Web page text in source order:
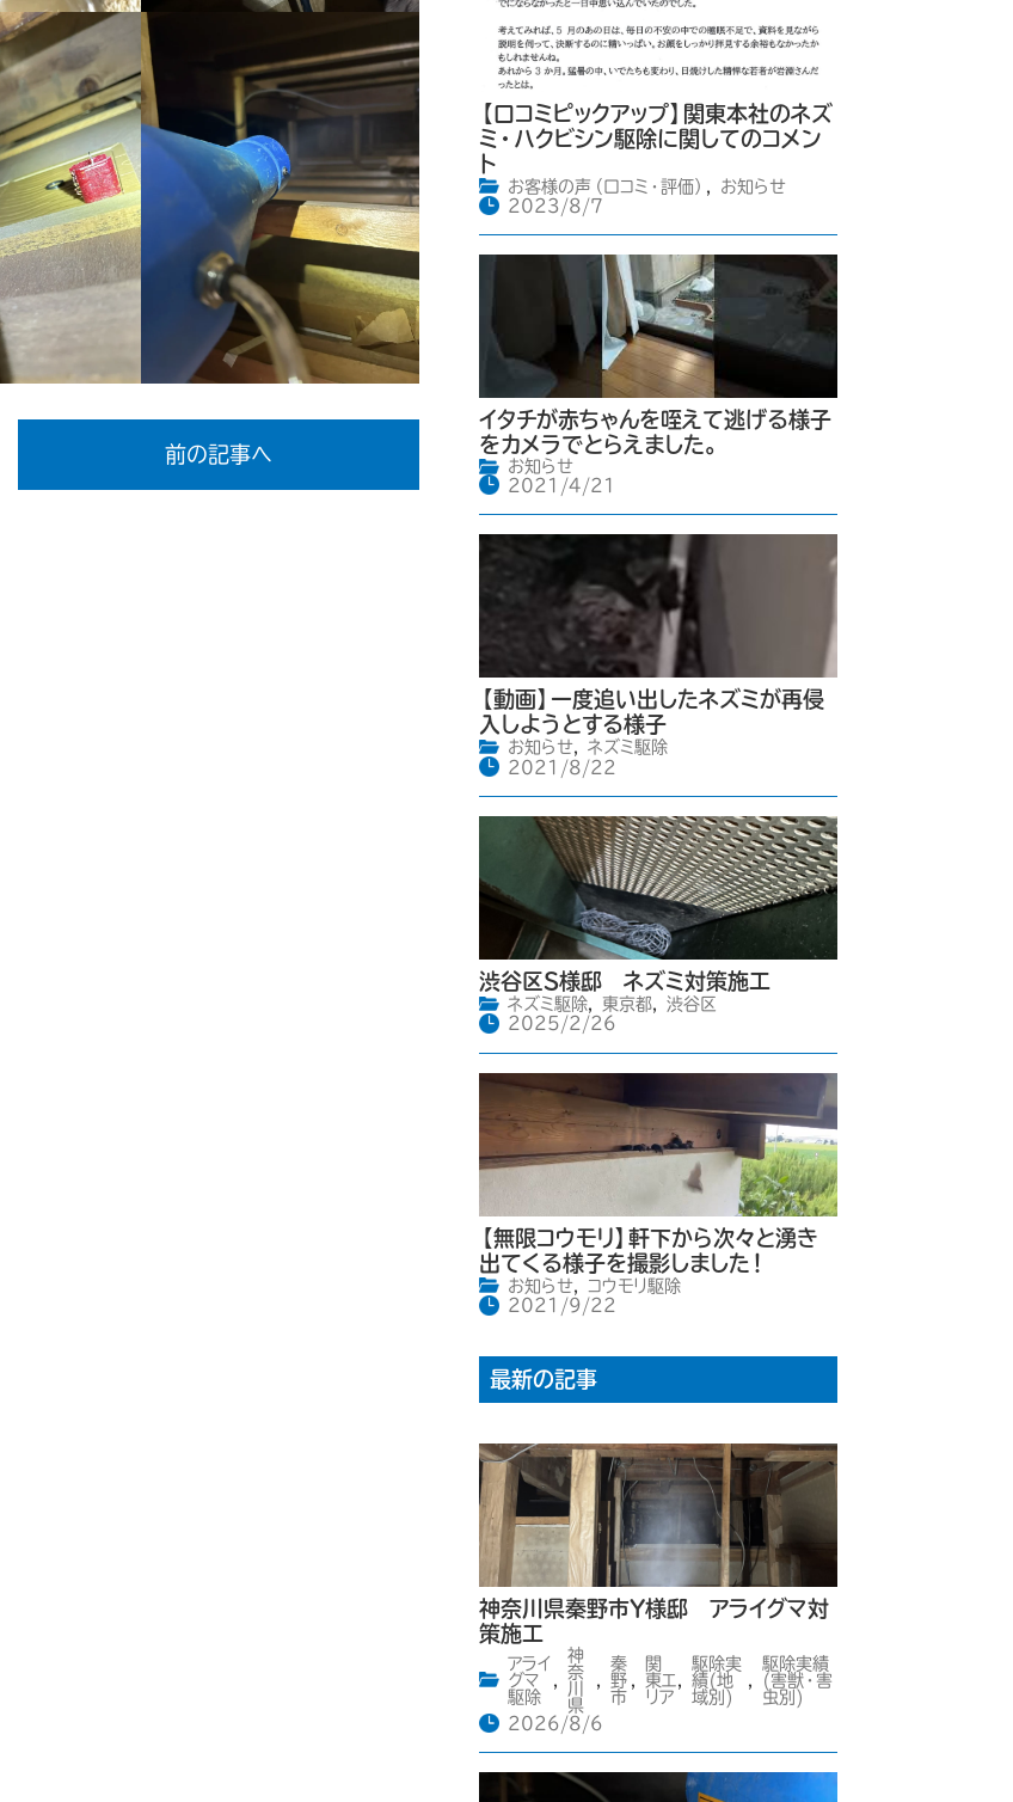
前の記事へ
【口コミピックアップ】関東本社のネズ
ミ・ハクビシン駆除に関してのコメン
ト
お客様の声（口コミ・評価）
お知らせ
2023/8/7
イタチが赤ちゃんを咥えて逃げる様子
をカメラでとらえました。
お知らせ
2021/4/21
【動画】一度追い出したネズミが再侵
入しようとする様子
お知らせ,
ネズミ駆除
2021/8/22
渋谷区S様邸 ネズミ対策施工
ネズミ駆除, 東京都,
渋谷区
2025/2/26
【無限コウモリ】軒下から次々と湧き
出てくる様子を撮影しました！
お知らせ,
コウモリ駆除
2021/9/22
最新の記事
神奈川県秦野市Y様邸 アライグマ対
策施工
アライ
グマ
駆除
神
奈
川
県
秦
野
市
関
東エ
リア
駆除実
績(地
域別)
駆除実績
(害獣・害
虫別)
2026/8/6